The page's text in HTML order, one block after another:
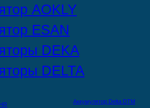
AOKLY
ESAN
DEKA
DELTA
Аккумулятор Delta DTМ